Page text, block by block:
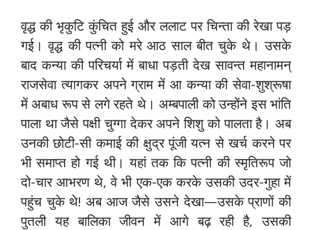
वृद्ध की भृकुटि कुंचित हुई और ललाट पर चिन्ता की रेखा पड़
गई। वृद्ध की पत्नी को मरे आठ साल बीत चुके थे। उसके
बाद कन्या की परिचर्या में बाधा पड़ती देख सावन्त महानामन्
राजसेवा त्यागकर अपने ग्राम में आ कन्या की सेवा-शुश्रूषा
में अबाध रूप से लगे रहते थे। अम्बपाली को उन्होंने इस भांति
पाला था जैसे पक्षी चुग्गा देकर अपने शिशु को पालता है। अब
उनकी छोटी-सी कमाई की क्षुद्र पूंजी यत्न से खर्च करने पर
भी समाप्त हो गई थी। यहां तक कि पत्नी की स्मृतिरूप जो
दो-चार आभरण थे, वे भी एक-एक करके उसकी उदर-गुहा में
पहुंच चुके थे! अब आज जैसे उसने देखा—उसके प्राणों की
पुतली यह बालिका जीवन में आगे बढ़ रही है, उसकी